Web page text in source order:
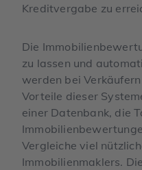
Kreditvergabe zu
Die
zu lassen und
werden bei
Vorteile dieser
einer Datenbank, die
Vergleiche viel
Immobilienmaklers.